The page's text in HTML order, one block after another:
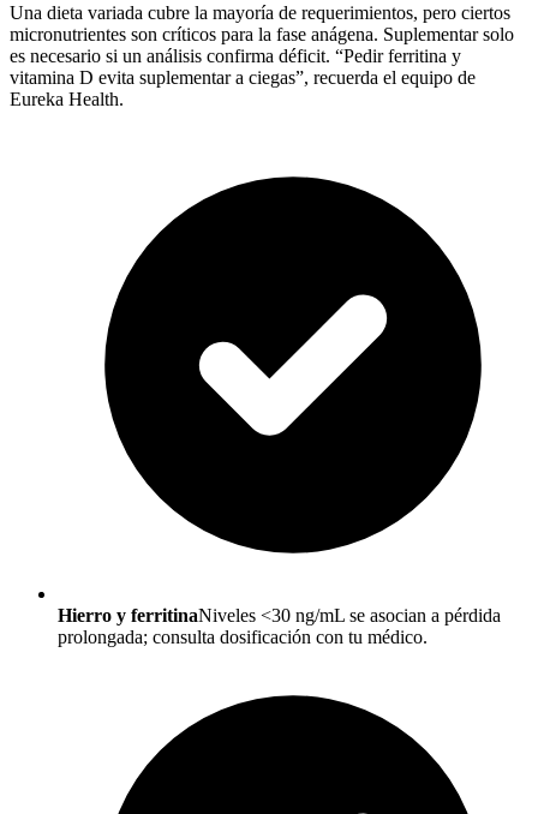
Una dieta variada cubre la mayoría de requerimientos, pero ciertos
micronutrientes son críticos para la fase anágena. Suplementar solo
es necesario si un análisis confirma déficit. “Pedir ferritina y
vitamina D evita suplementar a ciegas”, recuerda el equipo de
Eureka Health.
Hierro y ferritinaNiveles <30 ng/mL se asocian a pérdida
prolongada; consulta dosificación con tu médico.